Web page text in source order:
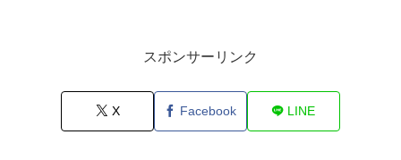
スポンサーリンク
X Facebook LINE